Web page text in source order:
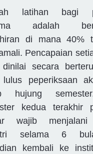
latihan bagi
adalah
di mana 40%
Pencapaian
secara
lulus peperiksaan
hujung
kedua terakhir
wajib menjalani
selama 6
kembali ke